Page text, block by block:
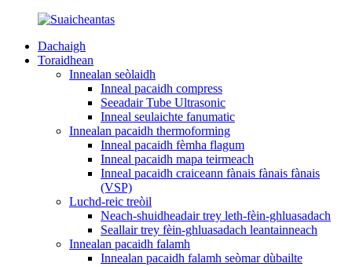
Dachaigh
Toraidhean
Innealan seòlaidh
Inneal pacaidh compress
Seeadair Tube Ultrasonic
Inneal seulaichte fanumatic
Innealan pacaidh thermoforming
Inneal pacaidh fèmha flagum
Inneal pacaidh mapa teirmeach
Inneal pacaidh craiceann fànais fànais fànais
(VSP)
Luchd-reic treòil
Neach-shuidheadair trey leth-fèin-ghluasadach
Seallair trey fèin-ghluasadach leantainneach
Innealan pacaidh falamh
Innealan pacaidh falamh seòmar dùbailte